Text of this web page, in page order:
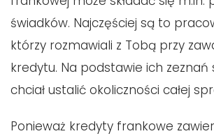
świadków. Najczęściej są to
którzy rozmawiali z Tobą przy
kredytu. Na podstawie ich zeznań
chciał ustalić okoliczności całej
Ponieważ kredyty frankowe